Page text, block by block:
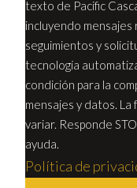
texto de Pacific
incluyendo
seguimientos y
tecnología
condición para la
mensajes y datos.
variar. Responde
ayuda.
Política de